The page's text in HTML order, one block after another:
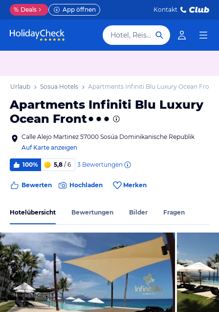
% Deals App öffnen Kontakt
Hotel, Reiseziel
Urlaub Sosua Hotels Apartments Infiniti Blu Luxury Ocean Front
Apartments Infiniti Blu Luxury
Ocean Front
Calle Alejo Martinez 57000 Sosúa Dominikanische Republik
Auf Karte anzeigen
100% 5,8 / 6 3 Bewertungen
Bewerten Hochladen Merken
Hotelübersicht Bewertungen Bilder Fragen